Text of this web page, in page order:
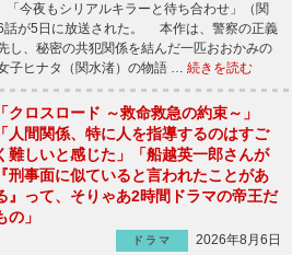
「今夜もシリアルキラーと待ち合わせ」（関
話が5日に放送された。 本作は、警察の正義
し、秘密の共犯関係を結んだ一匹おおかみの
子ヒナタ（関水渚）の物語 … 続きを読む
「クロスロード ～救命救急の約束～」
「人間関係、特に人を指導するのはすご
難しいと感じた」「船越英一郎さんが
『刑事面に似ていると言われたことがあ
』って、そりゃあ2時間ドラマの帝王だ
の」
ドラマ
2026年8月6日